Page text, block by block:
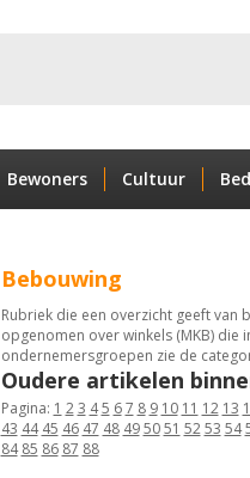
Bewoners Cultuur
Bebouwing
Rubriek die een overzicht geeft
opgenomen over winkels (MKB)
ondernemersgroepen zie de
Oudere artikelen
Pagina: 1 2 3 4 5 6 7 8 9 10 11 12 13
43 44 45 46 47 48 49 50 51 52 53 54
84 85 86 87 88